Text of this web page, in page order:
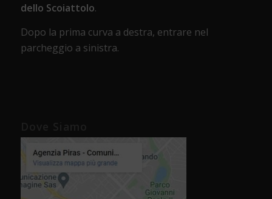
dello Scoiattolo.
Dopo la prima curva a destra, entrare nel
parcheggio a sinistra.